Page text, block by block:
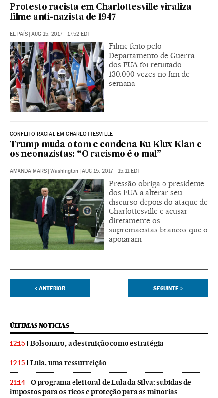
Protesto racista em Charlottesville viraliza
filme anti-nazista de 1947
EL PAÍS AUG 15, 2017 - 17:52 EDT
Filme feito pelo
Departamento de Guerra
dos EUA foi retuitado
130.000 vezes no fim de
semana
CONFLITO RACIAL EM CHARLOTTESVILLE
Trump muda o tom e condena Ku Klux Klan e
os neonazistas: “O racismo é o mal”
AMANDA MARS Washington AUG 15, 2017 - 15:11 EDT
Pressão obriga o presidente
dos EUA a alterar seu
discurso depois do ataque de
Charlottesville e acusar
diretamente os
supremacistas brancos que o
apoiaram
< ANTERIOR SEGUINTE >
ÚLTIMAS NOTICIAS
12:15 Bolsonaro, a destruição como estratégia
12:15 Lula, uma ressurreição
21:14
O programa eleitoral de Lula da Silva: subidas de
impostos para os ricos e proteção para as minorias